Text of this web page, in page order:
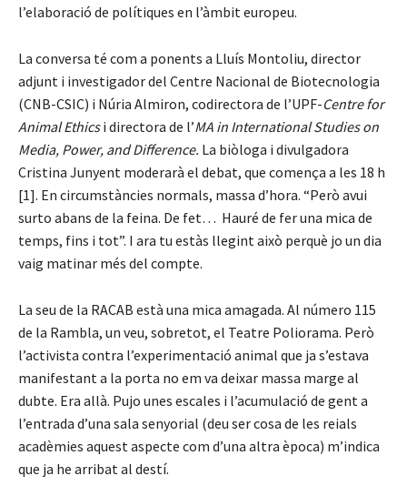
l’elaboració de polítiques en l’àmbit europeu.
La conversa té com a ponents a Lluís Montoliu, director
adjunt i investigador del Centre Nacional de Biotecnologia
(CNB-CSIC) i Núria Almiron, codirectora de l’UPF-Centre for
Animal Ethicsi directora de l’MA in International Studies on
Media, Power, and Difference. La biòloga i divulgadora
Cristina Junyent moderarà el debat, que comença a les 18 h
[1]. En circumstàncies normals, massa d’hora. “Però avui
surto abans de la feina. De fet… Hauré de fer una mica de
temps, fins i tot”. I ara tu estàs llegint això perquè jo un dia
vaig matinar més del compte.
La seu de la RACAB està una mica amagada. Al número 115
de la Rambla, un veu, sobretot, el Teatre Poliorama. Però
l’activista contra l’experimentació animal que ja s’estava
manifestant a la porta no em va deixar massa marge al
dubte. Era allà. Pujo unes escales i l’acumulació de gent a
l’entrada d’una sala senyorial (deu ser cosa de les reials
acadèmies aquest aspecte com d’una altra època) m’indica
que ja he arribat al destí.